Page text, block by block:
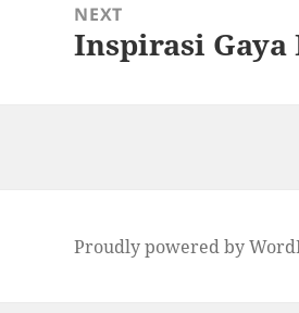
NEXT
Next
Inspirasi Gaya
Proudly powered by